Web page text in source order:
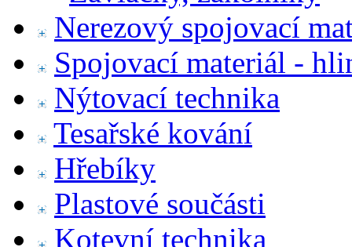
Nerezový spojovací
Spojovací materiál -
Nýtovací technika
Tesařské kování
Hřebíky
Plastové součásti
Kotevní technika